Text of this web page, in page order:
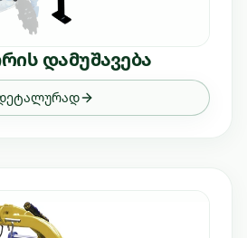
დამუშავება